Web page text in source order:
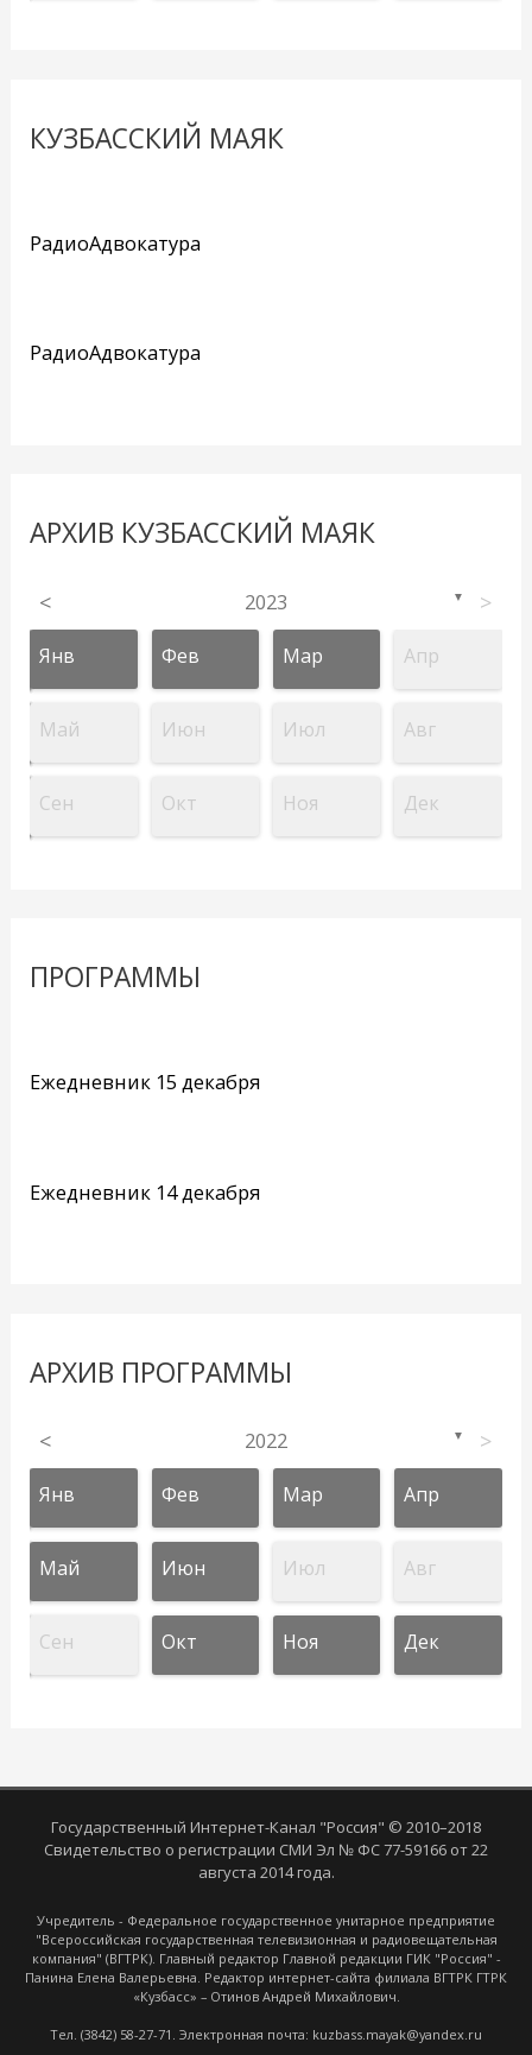
КУЗБАССКИЙ МАЯК
РадиоАдвокатура
РадиоАдвокатура
АРХИВ КУЗБАССКИЙ МАЯК
< 2023 ▼ >
Янв Фев Мар Апр
Май Июн Июл Авг
Сен Окт Ноя Дек
ПРОГРАММЫ
Ежедневник 15 декабря
Ежедневник 14 декабря
АРХИВ ПРОГРАММЫ
< 2022 ▼ >
Янв Фев Мар Апр
Май Июн Июл Авг
Сен Окт Ноя Дек
Государственный Интернет-Канал "Россия" © 2010–2018
Свидетельство о регистрации СМИ Эл № ФС 77-59166 от 22
августа 2014 года.
Учредитель - Федеральное государственное унитарное предприятие
"Всероссийская государственная телевизионная и радиовещательная
компания" (ВГТРК). Главный редактор Главной редакции ГИК "Россия" -
Панина Елена Валерьевна. Редактор интернет-сайта филиала ВГТРК ГТРК
«Кузбасс» – Отинов Андрей Михайлович.
Тел. (3842) 58-27-71. Электронная почта: kuzbass.mayak@yandex.ru